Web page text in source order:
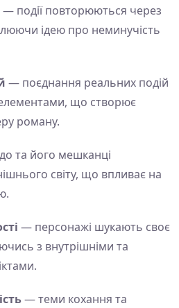
— події повторюються через
ідею про неминучість
— поєднання реальних подій
що створює
роману.
та його мешканці
світу, що впливає на
— персонажі шукають своє
з внутрішніми та
— теми кохання та